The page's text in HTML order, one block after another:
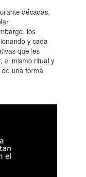
décadas,
los
y cada
que les
el mismo ritual y
una forma